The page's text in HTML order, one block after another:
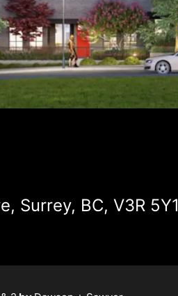
Surrey, BC, V3R 5Y1